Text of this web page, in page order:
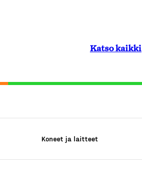
Katso kaikki
Koneet ja laitteet